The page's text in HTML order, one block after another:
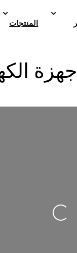
المنتجات
g
.